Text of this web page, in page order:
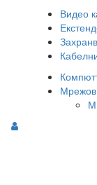
Видео